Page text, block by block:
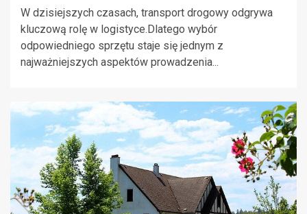
W dzisiejszych czasach, transport drogowy odgrywa
kluczową rolę w logistyce.Dlatego wybór
odpowiedniego sprzętu staje się jednym z
najważniejszych aspektów prowadzenia...